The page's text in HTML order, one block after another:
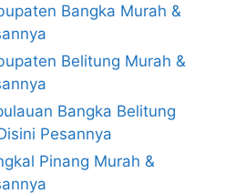
Bangka Murah &
Belitung Murah &
Bangka Belitung
Pesannya
Pinang Murah &